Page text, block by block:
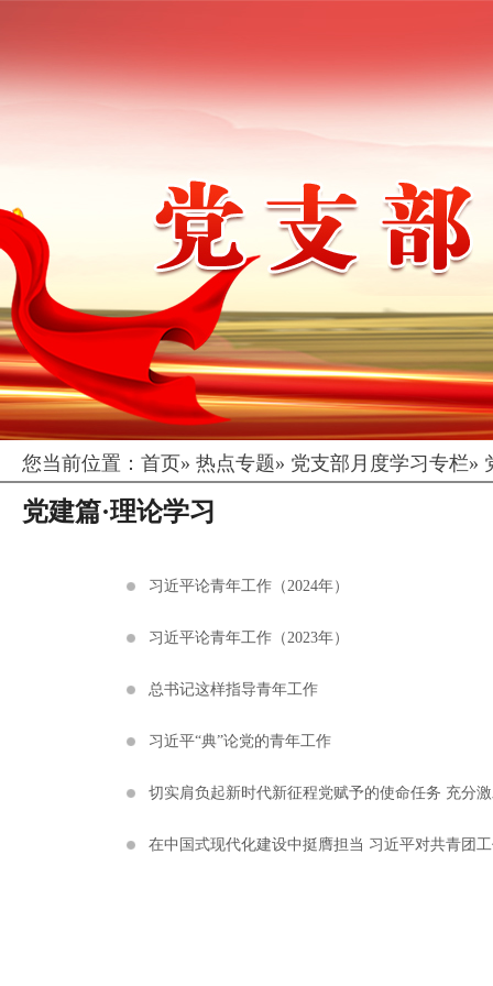
您当前位置： 首页» 热点专题» 党支部月度学习专栏»
党建篇·理论学习
习近平论青年工作（2024年）
习近平论青年工作（2023年）
总书记这样指导青年工作
习近平“典”论党的青年工作
切实肩负起新时代新征程党赋予的使命任务 充分
在中国式现代化建设中挺膺担当 习近平对共青团